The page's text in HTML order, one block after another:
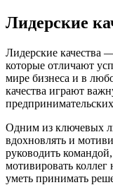
Лидерские
Лидерские качества
которые отличают
мире бизнеса и в
качества играют
Одним из ключевых
вдохновлять и
руководить
мотивировать
уметь принимать